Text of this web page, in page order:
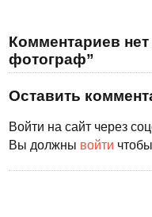
Комментариев
фотограф”
Оставить
Войти на сайт через
Вы должны войти